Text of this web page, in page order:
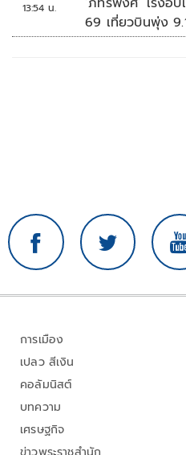
13:54 น.
69 เที่ยวบินพุ่ง
การเมือง
เปลว สีเงิน
คอลัมนิสต์
บทความ
เศรษฐกิจ